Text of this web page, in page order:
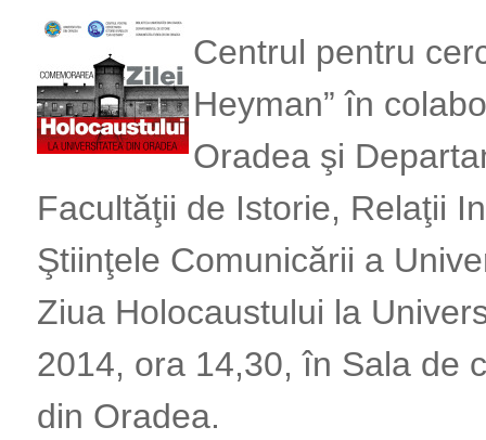
Centrul pentru
Heyman” în
Oradea şi
Facultăţii de Istorie, Relaţii
Ştiinţele Comunicării a
Ziua Holocaustului la
2014, ora 14,30, în Sala de
din Oradea.